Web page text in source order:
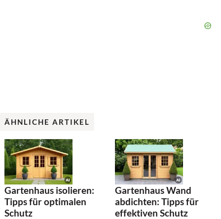
ÄHNLICHE ARTIKEL
Gartenhaus isolieren:
Tipps für optimalen
Schutz
Gartenhaus Wand
abdichten: Tipps für
effektiven Schutz